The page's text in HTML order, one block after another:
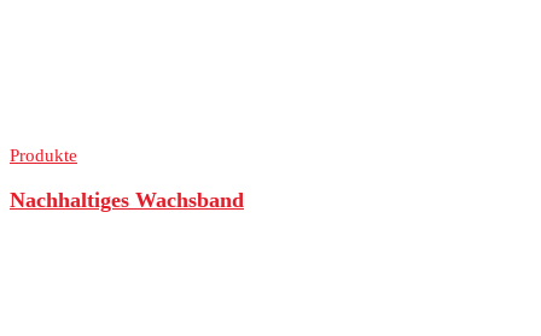
Produkte
Nachhaltiges Wachsband